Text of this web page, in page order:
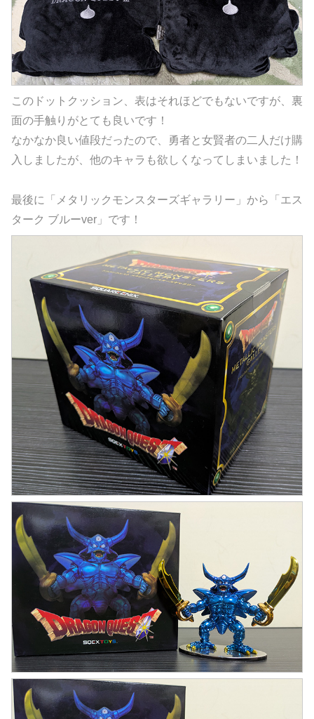
このドットクッション、表はそれほどでもないですが、裏
面の手触りがとても良いです！
なかなか良い値段だったので、勇者と女賢者の二人だけ購
入しましたが、他のキャラも欲しくなってしまいました！
最後に「メタリックモンスターズギャラリー」から「エス
ターク ブルーver」です！